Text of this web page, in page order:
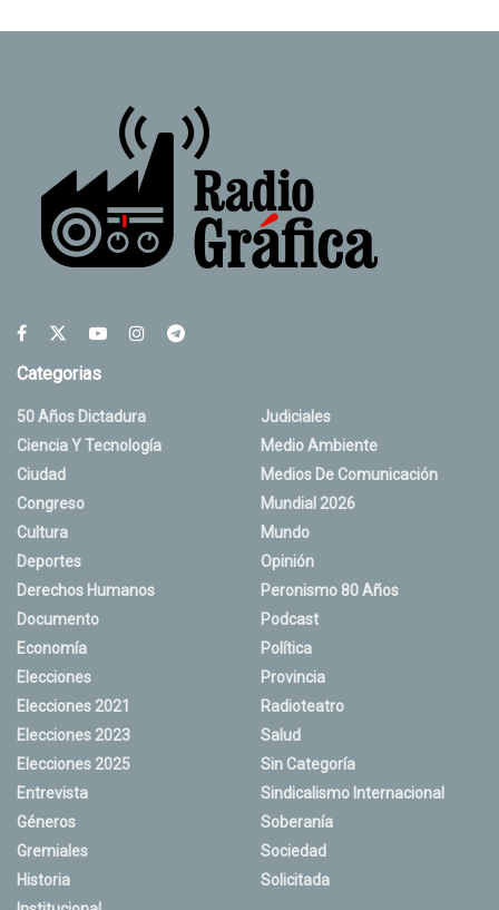
Categorias
50 Años Dictadura
Ciencia Y Tecnología
Ciudad
Congreso
Cultura
Deportes
Derechos Humanos
Documento
Economía
Elecciones
Elecciones 2021
Elecciones 2023
Elecciones 2025
Entrevista
Géneros
Gremiales
Historia
Judiciales
Medio Ambiente
Medios De Comunicación
Mundial 2026
Mundo
Opinión
Peronismo 80 Años
Podcast
Política
Provincia
Radioteatro
Salud
Sin Categoría
Sindicalismo Internacional
Soberanía
Sociedad
Solicitada